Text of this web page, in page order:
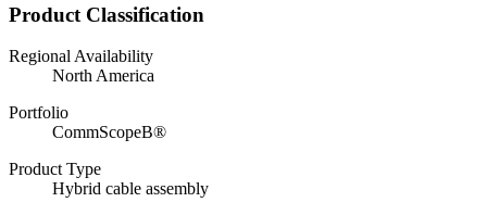
Product Classification
Regional Availability
North America
Portfolio
CommScopeВ®
Product Type
Hybrid cable assembly